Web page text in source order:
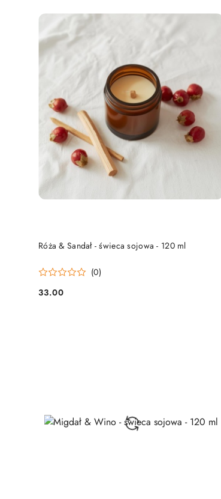
Róża & Sandał - świeca sojowa - 120 ml
(0)
Cena:
33.00
DO KOSZYKA